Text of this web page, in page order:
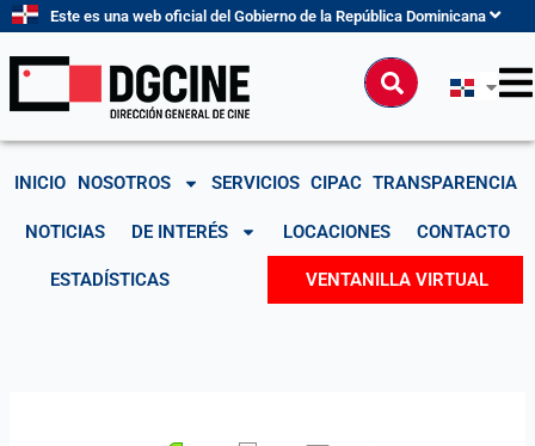
contenido
Este es una web oficial del Gobierno de la República Dominicana
Buscar
INICIO NOSOTROS SERVICIOS CIPAC TRANSPARENCIA
NOTICIAS DE INTERÉS LOCACIONES CONTACTO
ESTADÍSTICAS VENTANILLA VIRTUAL